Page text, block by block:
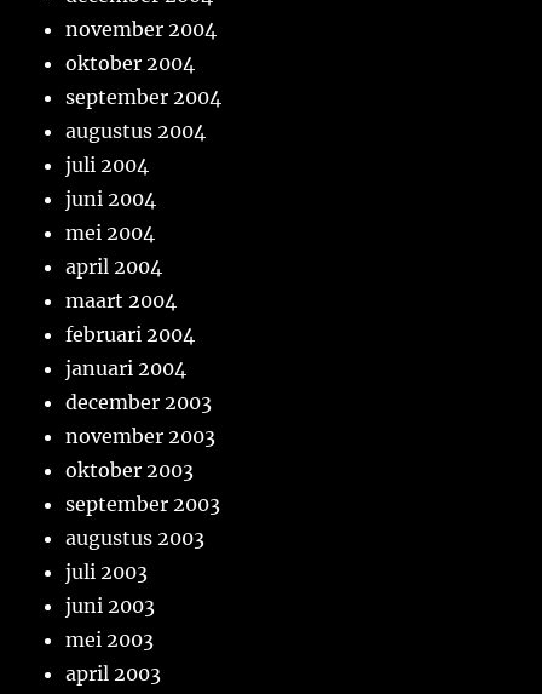
november 2004
oktober 2004
september 2004
augustus 2004
juli 2004
juni 2004
mei 2004
april 2004
maart 2004
februari 2004
januari 2004
december 2003
november 2003
oktober 2003
september 2003
augustus 2003
juli 2003
juni 2003
mei 2003
april 2003